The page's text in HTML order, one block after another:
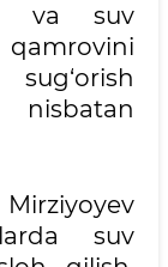
va suv
nisbatan
suv